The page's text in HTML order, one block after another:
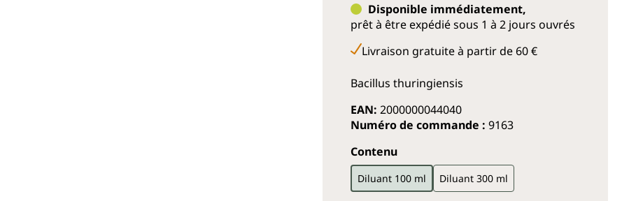
Disponible immédiatement,
prêt à être expédié sous 1 à 2 jours ouvrés
Livraison gratuite à partir de 60 €
Bacillus thuringiensis
EAN: 2000000044040
Numéro de commande : 9163
Sélectionnez
Contenu
Diluant 100 ml Diluant 300 ml